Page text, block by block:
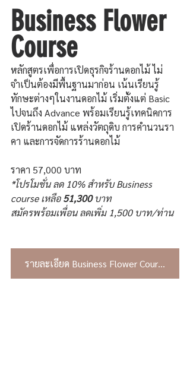
Business Flower
Course
หลักสูตรเพื่อการเปิดธุรกิจร้านดอกไม้ ไม่
จำเป็นต้องมีพื้นฐานมาก่อน เน้นเรียนรู้
ทักษะต่างๆในงานดอกไม้ เริ่มตั้งแต่ Basic
ไปจนถึง Advance พร้อมเรียนรู้เทคนิคการ
เปิดร้านดอกไม้ แหล่งวัตถุดิบ การคำนวนรา
คา และการจัดการร้านดอกไม้
ราคา 57,000 บาท
*โปรโมชั่น ลด 10% สำหรับ Business
course เหลือ 51,300 บาท
สมัครพร้อมเพื่อน ลดเพิ่ม 1,500 บาท/ท่าน
รายละเอียด Business Flower Course